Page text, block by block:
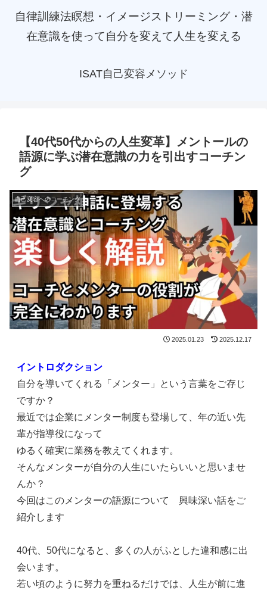
自律訓練法瞑想・イメージストリーミング・潜
在意識を使って自分を変えて人生を変える
ISAT自己変容メソッド
【40代50代からの人生変革】メントールの
語源に学ぶ潜在意識の力を引出すコーチン
グ
自己変容へのコーチング
2025.01.23 2025.12.17
イントロダクション
自分を導いてくれる「メンター」という言葉をご存じ
ですか？
最近では企業にメンター制度も登場して、年の近い先
輩が指導役になって
ゆるく確実に業務を教えてくれます。
そんなメンターが自分の人生にいたらいいと思いませ
んか？
今回はこのメンターの語源について 興味深い話をご
紹介します
40代、50代になると、多くの人がふとした違和感に出
会います。
若い頃のように努力を重ねるだけでは、人生が前に進